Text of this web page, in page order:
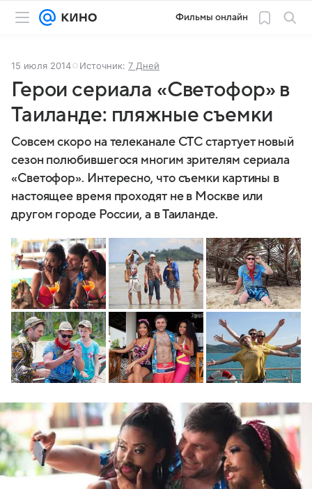
Фильмы онлайн
15 июля 2014 Источник: 7 Дней
Герои сериала «Светофор» в
Таиланде: пляжные съемки
Совсем скоро на телеканале СТС стартует новый
сезон полюбившегося многим зрителям сериала
«Светофор». Интересно, что съемки картины в
настоящее время проходят не в Москве или
другом городе России, а в Таиланде.